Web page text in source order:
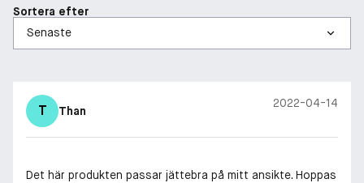
Sortera efter
T Than
2022-04-14
Det här produkten passar jättebra på mitt ansikte. Hoppas